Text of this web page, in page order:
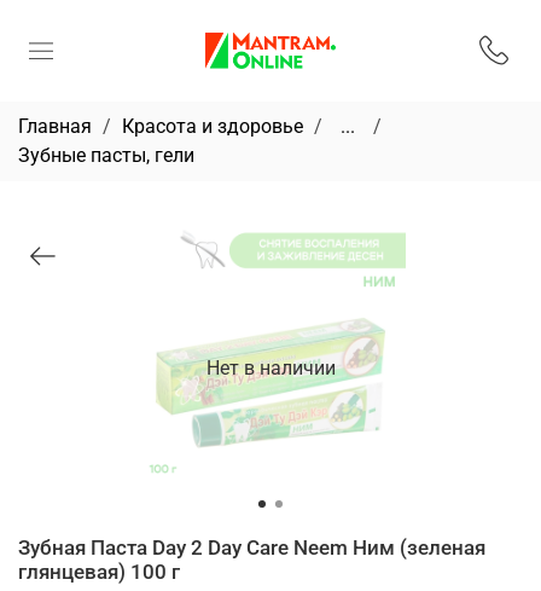
Главная Красота и здоровье
...
Зубные пасты, гели
Нет в наличии
Зубная Паста Day 2 Day Care Neem Ним (зеленая
глянцевая) 100 г